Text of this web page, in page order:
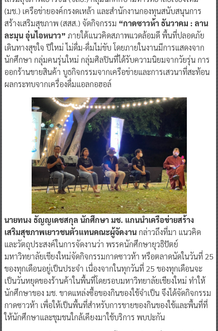
(มช.) เครือข่ายองค์กรงดเหล้า และสำนักงานกองทุนสนับสนุนการ
สร้างเสริมสุขภาพ (สสส.) จัดกิจกรรม “กาดซาวห้า ธันวาคม : ลาน
ละมุน อุ่นไอหนาว” ภายใต้แนวคิดสภาพแวดล้อมดี พื้นที่ปลอดภัย
เดินทางสุขใจ ปีใหม่ ไม่ดื่ม-ดื่มไม่ขับ โดยภายในงานมีการแสดงจาก
นักศึกษา กลุ่มคนรุ่นใหม่ กลุ่มศิลปินที่ได้รับความนิยมจากวัยรุ่น การ
ออกร้านขายสินค้า บูธกิจกรรมจากเครือข่ายและการเสวนาที่สะท้อน
ผลกระทบจากเครื่องดื่มแอลกอฮอล์
นายทนง ธัญญเดชสกุล นักศึกษา มช. แกนนำเครือข่ายสร้าง
เสริมสุขภาพเยาวชนตัวแทนคณะผู้จัดงานกล่าวถึงที่มา แนวคิด
และวัตถุประสงค์ในการจัดงานว่า พรรคนักศึกษายุวธิปัตย์
มหาวิทยาลัยเชียงใหม่จัดกิจกรรมกาดซาวห้า หรือตลาดนัดในวันที่ 25
ของทุกเดือนอยู่เป็นประจำ เนื่องจากในทุกวันที่ 25 ของทุกเดือนจะ
เป็นวันหยุดของร้านค้าในพื้นที่โดยรอบมหาวิทยาลัยเชียงใหม่ ทำให้
นักศึกษาของ มช. ขาดแหล่งซื้อของกินของใช้จำเป็น จึงได้จัดกิจกรรม
กาดซาวห้า เพื่อให้เป็นพื้นที่สำหรับการขายของกินของใช้และพื้นที่ที่
ให้นักศึกษาและชุมชนใกล้เคียงมาใช้บริการ พบปะกัน